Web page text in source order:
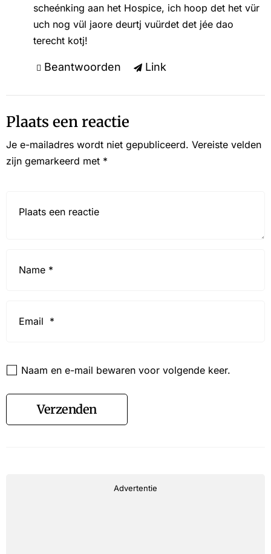
scheénking aan het Hospice, ich hoop det het vür
uch nog vül jaore deurtj vuürdet det jée dao
terecht kotj!
Beantwoorden Link
Plaats een reactie
Je e-mailadres wordt niet gepubliceerd. Vereiste velden
zijn gemarkeerd met *
Naam en e-mail bewaren voor volgende keer.
Verzenden
Advertentie